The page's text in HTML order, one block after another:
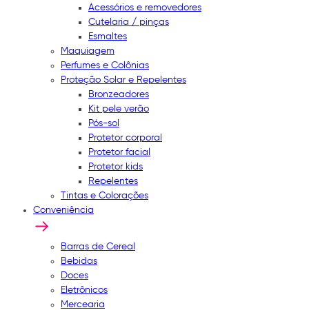
Acessórios e removedores
Cutelaria / pinças
Esmaltes
Maquiagem
Perfumes e Colônias
Proteção Solar e Repelentes
Bronzeadores
Kit pele verão
Pós-sol
Protetor corporal
Protetor facial
Protetor kids
Repelentes
Tintas e Colorações
Conveniência
Barras de Cereal
Bebidas
Doces
Eletrônicos
Mercearia